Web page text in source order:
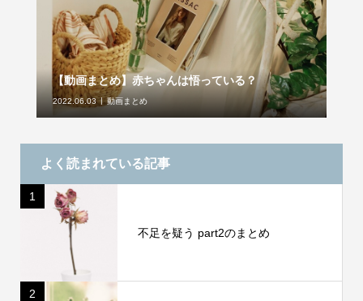
【動画まとめ】赤ちゃんは悟っている？
2022.06.03 動画まとめ
よく読まれている記事
1
不足を疑う part2のまとめ
2